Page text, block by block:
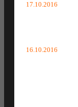
17.10.2016
16.10.2016